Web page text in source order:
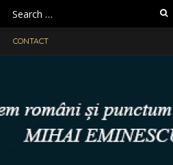
Search
for:
CONTACT